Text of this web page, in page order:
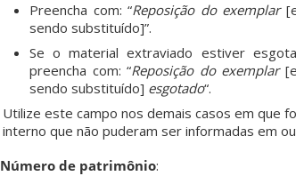
Preencha com: “Reposição do exemplar
sendo substituído]”.
Se o material extraviado estiver
preencha com: “Reposição do exemplar
sendo substituído] esgotado“.
Utilize este campo nos demais casos em que
interno que não puderam ser informadas em
Número de patrimônio: